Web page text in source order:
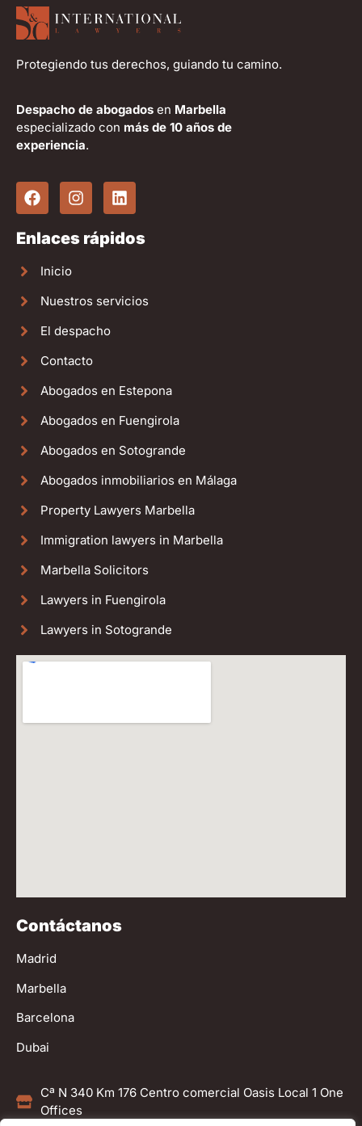
Protegiendo tus derechos, guiando tu camino.
Despacho de abogados en Marbella
especializado con más de 10 años de
experiencia.
Enlaces rápidos
Inicio
Nuestros servicios
El despacho
Contacto
Abogados en Estepona
Abogados en Fuengirola
Abogados en Sotogrande
Abogados inmobiliarios en Málaga
Property Lawyers Marbella
Immigration lawyers in Marbella
Marbella Solicitors
Lawyers in Fuengirola
Lawyers in Sotogrande
Contáctanos
Madrid
Marbella
Barcelona
Dubai
Cª N 340 Km 176 Centro comercial Oasis Local 1 One
Offices